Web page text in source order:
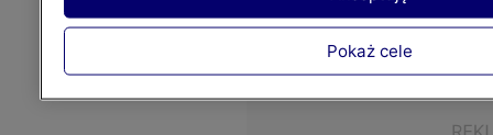
Pokaż cele